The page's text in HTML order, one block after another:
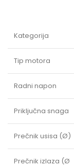
Kategorija
Tip motora
Radni napon
Priključna snaga
Prečnik usisa (Ø)
Prečnik izlaza (Ø